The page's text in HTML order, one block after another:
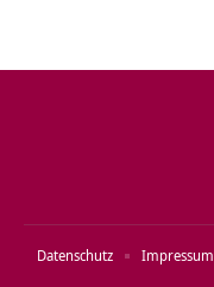
Datenschutz Impressum